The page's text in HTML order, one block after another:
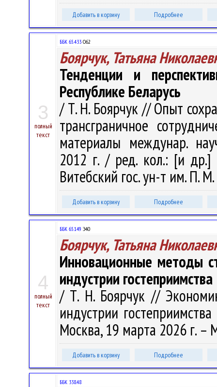
Добавить в корзину Подробнее
3
полный
текст
ББК 65.433 О62
Боярчук, Татьяна
Тенденции и
Республике Беларусь
/ Т. Н. Боярчук // Опыт
трансграничное
материалы междунар.
2012 г. / ред. кол.: [и
Витебский гос. ун-т им. П.
Добавить в корзину Подробнее
4
полный
текст
ББК 65.149 Э40
Боярчук, Татьяна
Инновационные методы
индустрии гостеприимства
/ Т. Н. Боярчук //
индустрии
Москва, 19 марта 2026 г.
Добавить в корзину Подробнее
ББК 338.48